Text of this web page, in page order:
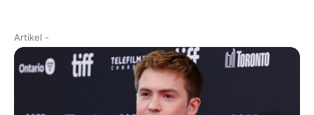
Artikel -